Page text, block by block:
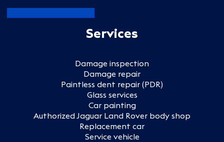
Services
Damage inspection
Damage repair
Paintless dent repair (PDR)
Glass services
Car painting
Authorized Jaguar Land Rover body shop
Replacement car
Service vehicle